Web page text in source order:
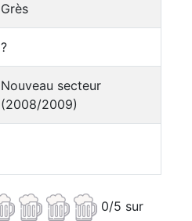
Grès
?
Nouveau secteur
(2008/2009)
0/5 sur